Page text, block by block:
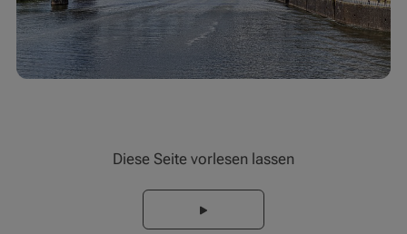
Diese Seite vorlesen lassen